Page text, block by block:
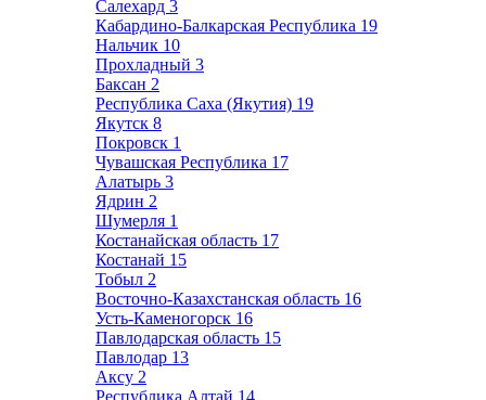
Салехард 3
Кабардино-Балкарская Республика 19
Нальчик 10
Прохладный 3
Баксан 2
Республика Саха (Якутия) 19
Якутск 8
Покровск 1
Чувашская Республика 17
Алатырь 3
Ядрин 2
Шумерля 1
Костанайская область 17
Костанай 15
Тобыл 2
Восточно-Казахстанская область 16
Усть-Каменогорск 16
Павлодарская область 15
Павлодар 13
Аксу 2
Республика Алтай 14